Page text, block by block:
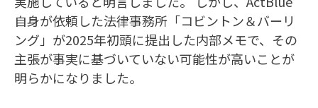
自身が依頼した法律事務所「コビントン＆バーリ
ング」が2025年初頭に提出した内部メモで、その
主張が事実に基づいていない可能性が高いことが
明らかになりました。